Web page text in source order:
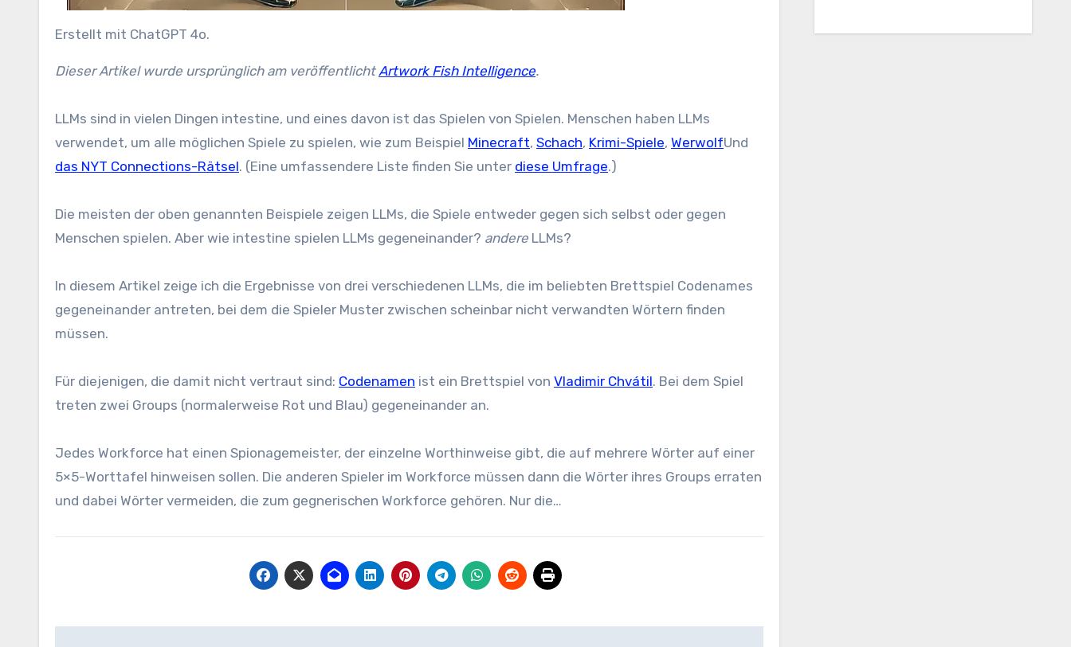
Erstellt mit ChatGPT 4o.
Dieser Artikel wurde ursprünglich am veröffentlicht Artwork Fish Intelligence.
LLMs sind in vielen Dingen intestine, und eines davon ist das Spielen von Spielen. Menschen haben LLMs
verwendet, um alle möglichen Spiele zu spielen, wie zum Beispiel Minecraft, Schach, Krimi-Spiele, WerwolfUnd
das NYT Connections-Rätsel. (Eine umfassendere Liste finden Sie unter diese Umfrage.)
Die meisten der oben genannten Beispiele zeigen LLMs, die Spiele entweder gegen sich selbst oder gegen
Menschen spielen. Aber wie intestine spielen LLMs gegeneinander? andere LLMs?
In diesem Artikel zeige ich die Ergebnisse von drei verschiedenen LLMs, die im beliebten Brettspiel Codenames
gegeneinander antreten, bei dem die Spieler Muster zwischen scheinbar nicht verwandten Wörtern finden
müssen.
Für diejenigen, die damit nicht vertraut sind: Codenamen ist ein Brettspiel von Vladimir Chvátil. Bei dem Spiel
treten zwei Groups (normalerweise Rot und Blau) gegeneinander an.
Jedes Workforce hat einen Spionagemeister, der einzelne Worthinweise gibt, die auf mehrere Wörter auf einer
5×5-Worttafel hinweisen sollen. Die anderen Spieler im Workforce müssen dann die Wörter ihres Groups erraten
und dabei Wörter vermeiden, die zum gegnerischen Workforce gehören. Nur die…